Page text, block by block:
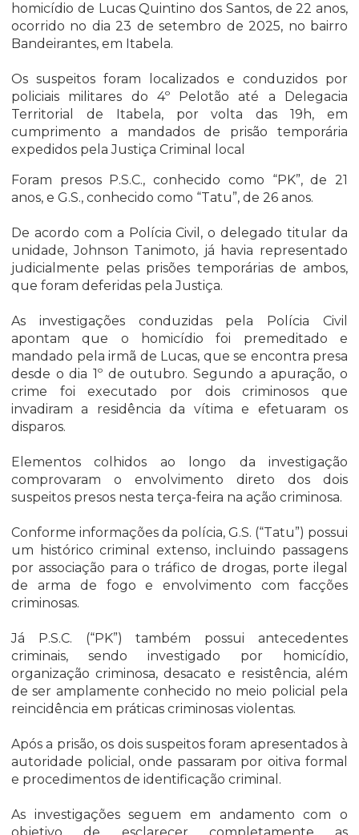
homicídio de Lucas Quintino dos Santos, de 22 anos,
ocorrido no dia 23 de setembro de 2025, no bairro
Bandeirantes, em Itabela.
Os suspeitos foram localizados e conduzidos por
policiais militares do 4º Pelotão até a Delegacia
Territorial de Itabela, por volta das 19h, em
cumprimento a mandados de prisão temporária
expedidos pela Justiça Criminal local
Foram presos P.S.C., conhecido como “PK”, de 21
anos, e G.S., conhecido como “Tatu”, de 26 anos.
De acordo com a Polícia Civil, o delegado titular da
unidade, Johnson Tanimoto, já havia representado
judicialmente pelas prisões temporárias de ambos,
que foram deferidas pela Justiça.
As investigações conduzidas pela Polícia Civil
apontam que o homicídio foi premeditado e
mandado pela irmã de Lucas, que se encontra presa
desde o dia 1º de outubro. Segundo a apuração, o
crime foi executado por dois criminosos que
invadiram a residência da vítima e efetuaram os
disparos.
Elementos colhidos ao longo da investigação
comprovaram o envolvimento direto dos dois
suspeitos presos nesta terça-feira na ação criminosa.
Conforme informações da polícia, G.S. (“Tatu”) possui
um histórico criminal extenso, incluindo passagens
por associação para o tráfico de drogas, porte ilegal
de arma de fogo e envolvimento com facções
criminosas.
Já P.S.C. (“PK”) também possui antecedentes
criminais, sendo investigado por homicídio,
organização criminosa, desacato e resistência, além
de ser amplamente conhecido no meio policial pela
reincidência em práticas criminosas violentas.
Após a prisão, os dois suspeitos foram apresentados à
autoridade policial, onde passaram por oitiva formal
e procedimentos de identificação criminal.
As investigações seguem em andamento com o